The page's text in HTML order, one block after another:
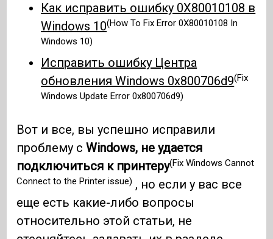
Как исправить ошибку 0X80010108 в
Windows 10(How To Fix Error 0X80010108 In
Windows 10)
Исправить ошибку Центра
обновления Windows 0x800706d9(Fix
Windows Update Error 0x800706d9)
Вот и все, вы успешно исправили
проблему сWindows, не удается
подключиться к принтеру(Fix Windows Cannot
Connect to the Printer issue) , но если у вас все
еще есть какие-либо вопросы
относительно этой статьи, не